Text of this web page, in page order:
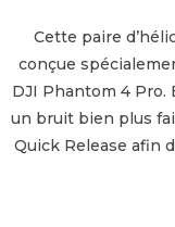
Cette paire
conçue
DJI Phantom 4
un bruit bien plus
Quick Release afin